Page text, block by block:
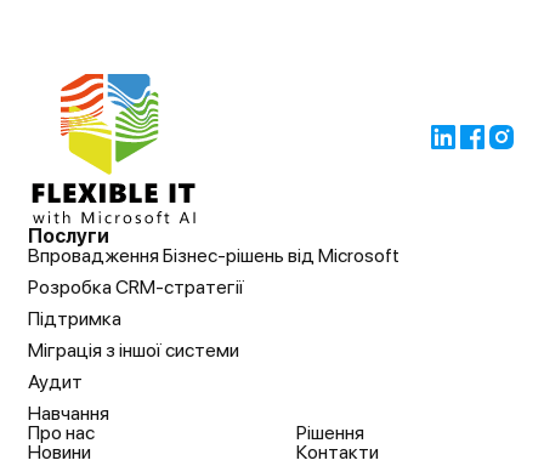
Послуги
Впровадження Бізнес-рішень від Microsoft
Розробка CRM-стратегії
Підтримка
Міграція з іншої системи
Аудит
Навчання
Про нас
Рішення
Новини
Контакти